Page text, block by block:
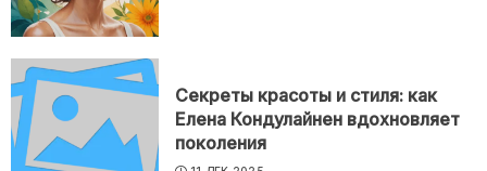
Секреты красоты и стиля: как
Елена Кондулайнен вдохновляет
поколения